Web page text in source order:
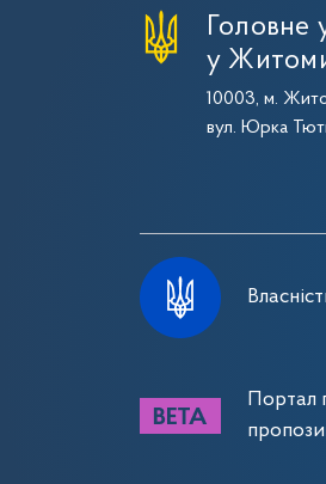
Головне
у
10003, м.
вул. Юрка
Портал